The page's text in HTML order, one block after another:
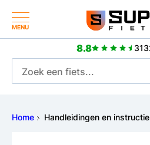
MENU
8.8
Home Handleidingen en